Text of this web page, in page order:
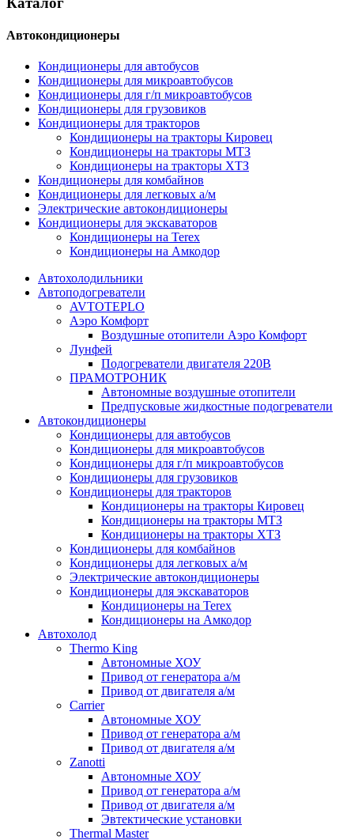
Автокондиционеры
Кондиционеры для автобусов
Кондиционеры для микроавтобусов
Кондиционеры для г/п микроавтобусов
Кондиционеры для грузовиков
Кондиционеры для тракторов
Кондиционеры на тракторы Кировец
Кондиционеры на тракторы МТЗ
Кондиционеры на тракторы ХТЗ
Кондиционеры для комбайнов
Кондиционеры для легковых а/м
Электрические автокондиционеры
Кондиционеры для экскаваторов
Кондиционеры на Terex
Кондиционеры на Амкодор
Автохолодильники
Автоподогреватели
AVTOTEPLO
Аэро Комфорт
Воздушные отопители Аэро Комфорт
Лунфей
Подогреватели двигателя 220В
ПРАМОТРОНИК
Автономные воздушные отопители
Предпусковые жидкостные подогреватели
Автокондиционеры
Кондиционеры для автобусов
Кондиционеры для микроавтобусов
Кондиционеры для г/п микроавтобусов
Кондиционеры для грузовиков
Кондиционеры для тракторов
Кондиционеры на тракторы Кировец
Кондиционеры на тракторы МТЗ
Кондиционеры на тракторы ХТЗ
Кондиционеры для комбайнов
Кондиционеры для легковых а/м
Электрические автокондиционеры
Кондиционеры для экскаваторов
Кондиционеры на Terex
Кондиционеры на Амкодор
Автохолод
Thermo King
Автономные ХОУ
Привод от генератора а/м
Привод от двигателя а/м
Carrier
Автономные ХОУ
Привод от генератора а/м
Привод от двигателя а/м
Zanotti
Автономные ХОУ
Привод от генератора а/м
Привод от двигателя а/м
Эвтектические установки
Thermal Master